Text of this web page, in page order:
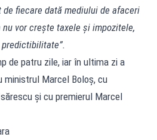
fiecare dată mediului de afaceri
vor creşte taxele şi impozitele,
de patru zile, iar în ultima zi a
ministrul Marcel Boloș, cu
și cu premierul Marcel